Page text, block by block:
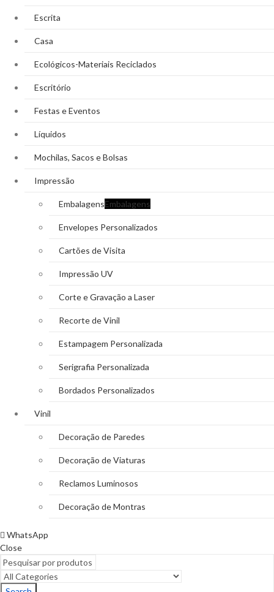
Escrita
Casa
Ecológicos-Materiais Reciclados
Escritório
Festas e Eventos
Líquidos
Mochilas, Sacos e Bolsas
Impressão
EmbalagensEmbalagens
Envelopes Personalizados
Cartões de Visita
Impressão UV
Corte e Gravação a Laser
Recorte de Vinil
Estampagem Personalizada
Serigrafia Personalizada
Bordados Personalizados
Vinil
Decoração de Paredes
Decoração de Viaturas
Reclamos Luminosos
Decoração de Montras
WhatsApp
Close